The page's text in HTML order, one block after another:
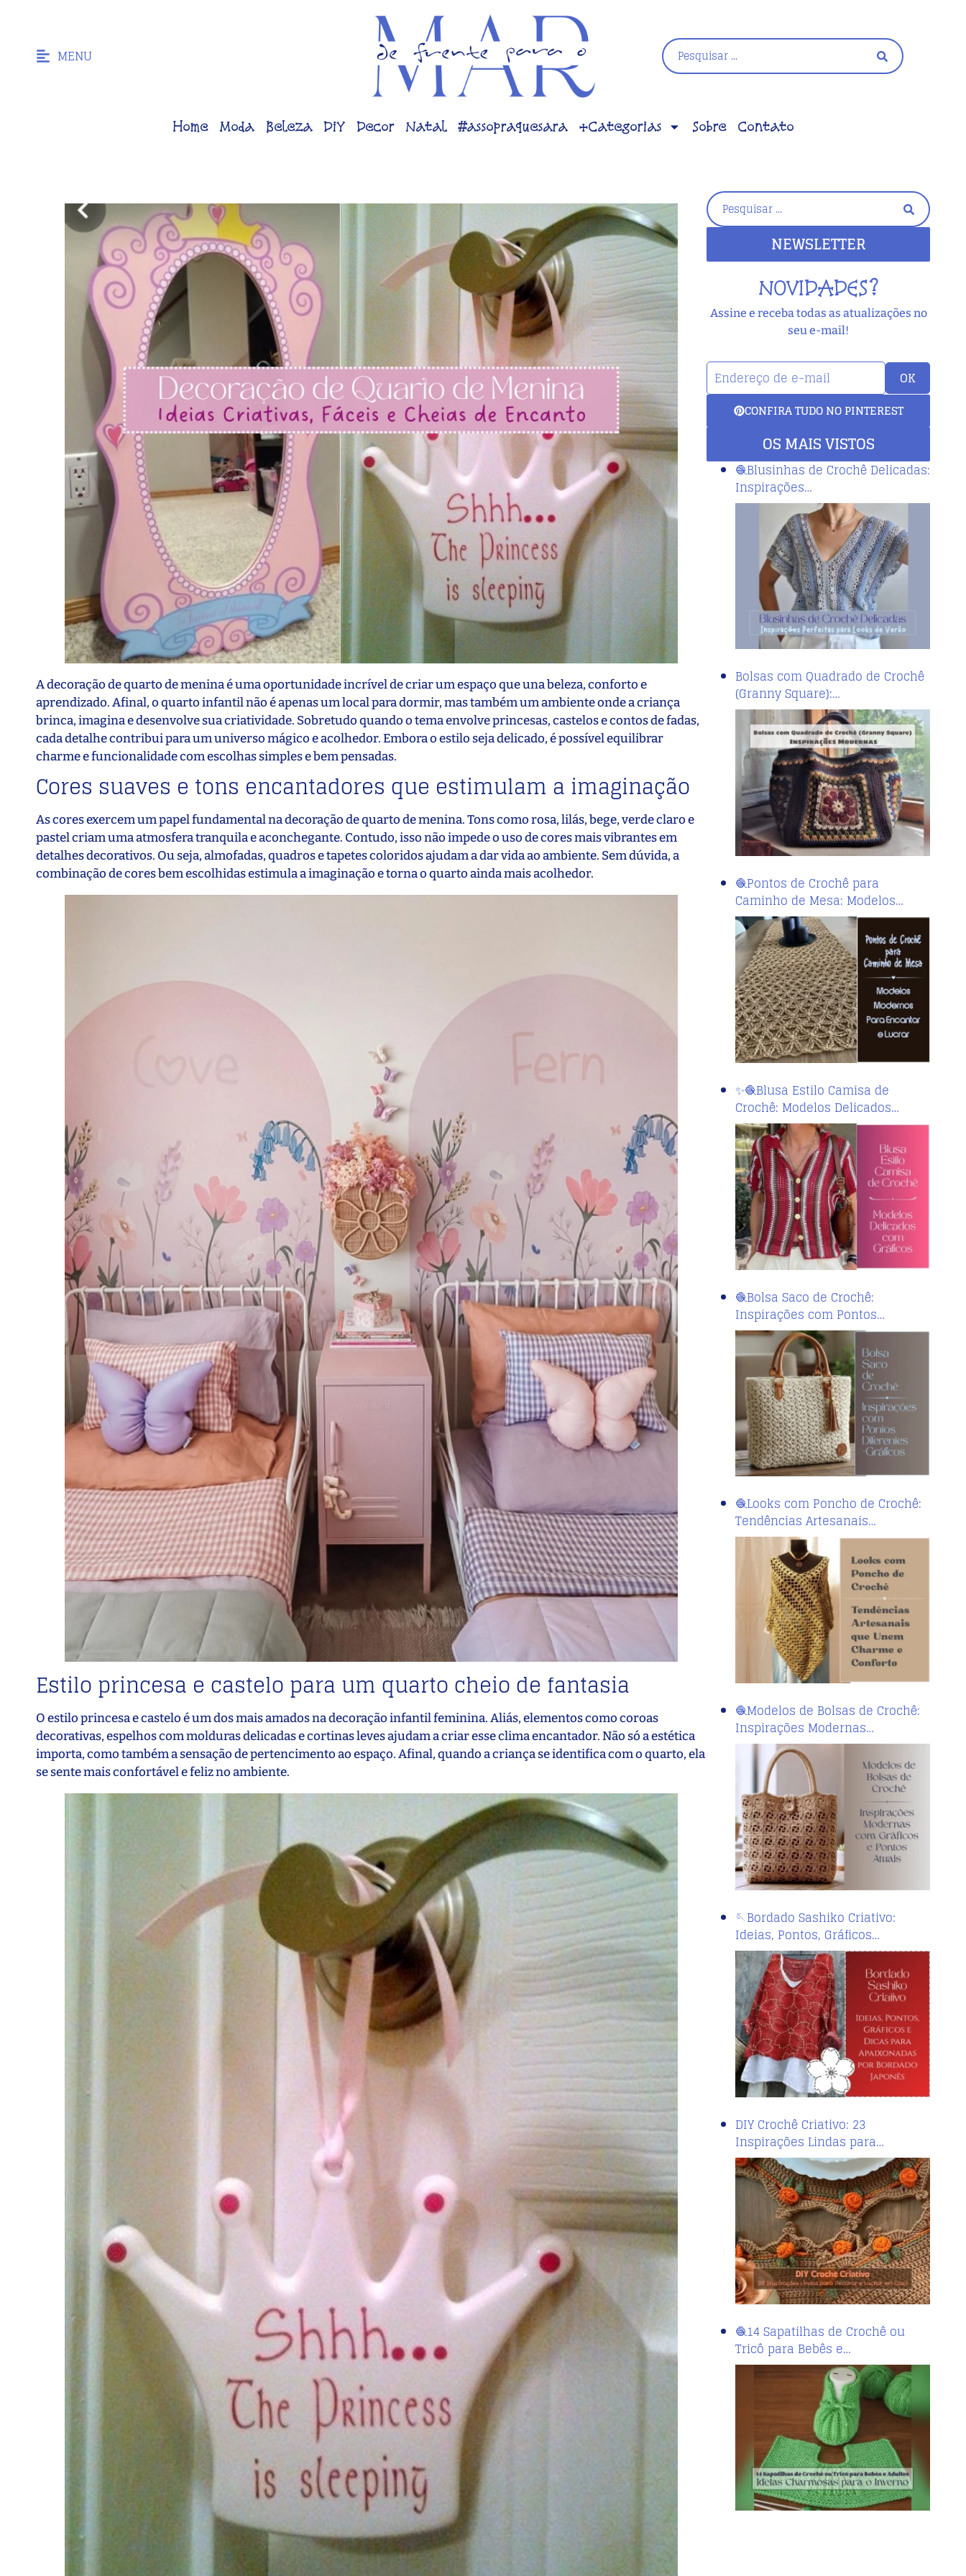
MENU
Home Moda Beleza DiY Decor Natal #assopraquesara +Categorias Sobre Contato
A decoração de quarto de menina é uma oportunidade incrível de criar um espaço que una beleza, conforto e
aprendizado. Afinal, o quarto infantil não é apenas um local para dormir, mas também um ambiente onde a criança
brinca, imagina e desenvolve sua criatividade. Sobretudo quando o tema envolve princesas, castelos e contos de fadas,
cada detalhe contribui para um universo mágico e acolhedor. Embora o estilo seja delicado, é possível equilibrar
charme e funcionalidade com escolhas simples e bem pensadas.
Cores suaves e tons encantadores que estimulam a imaginação
As cores exercem um papel fundamental na decoração de quarto de menina. Tons como rosa, lilás, bege, verde claro e
pastel criam uma atmosfera tranquila e aconchegante. Contudo, isso não impede o uso de cores mais vibrantes em
detalhes decorativos. Ou seja, almofadas, quadros e tapetes coloridos ajudam a dar vida ao ambiente. Sem dúvida, a
combinação de cores bem escolhidas estimula a imaginação e torna o quarto ainda mais acolhedor.
Estilo princesa e castelo para um quarto cheio de fantasia
O estilo princesa e castelo é um dos mais amados na decoração infantil feminina. Aliás, elementos como coroas
decorativas, espelhos com molduras delicadas e cortinas leves ajudam a criar esse clima encantador. Não só a estética
importa, como também a sensação de pertencimento ao espaço. Afinal, quando a criança se identifica com o quarto, ela
se sente mais confortável e feliz no ambiente.
NEWSLETTER
NOVIDADES?
Assine e receba todas as atualizações no
seu e-mail!
OK
CONFIRA TUDO NO PINTEREST
OS MAIS VISTOS
🧶Blusinhas de Crochê Delicadas:
Inspirações…
Bolsas com Quadrado de Crochê
(Granny Square):…
🧶Pontos de Crochê para
Caminho de Mesa: Modelos…
✨🧶Blusa Estilo Camisa de
Crochê: Modelos Delicados…
🧶Bolsa Saco de Crochê:
Inspirações com Pontos…
🧶Looks com Poncho de Crochê:
Tendências Artesanais…
🧶Modelos de Bolsas de Crochê:
Inspirações Modernas…
🪡Bordado Sashiko Criativo:
Ideias, Pontos, Gráficos…
DIY Crochê Criativo: 23
Inspirações Lindas para…
🧶14 Sapatilhas de Crochê ou
Tricô para Bebês e…